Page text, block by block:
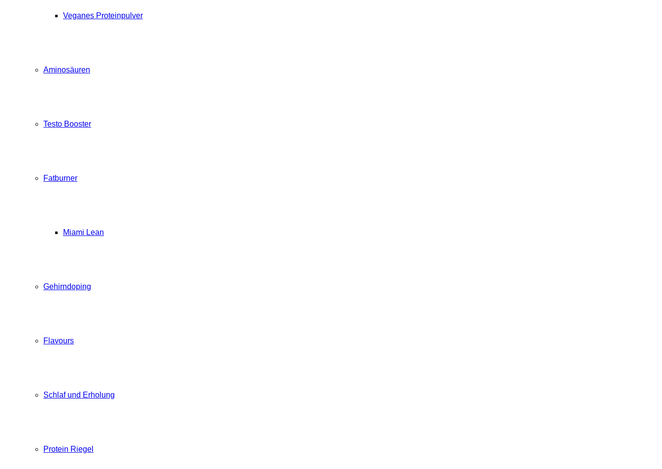
Veganes Proteinpulver
Aminosäuren
Testo Booster
Fatburner
Miami Lean
Gehirndoping
Flavours
Schlaf und Erholung
Protein Riegel